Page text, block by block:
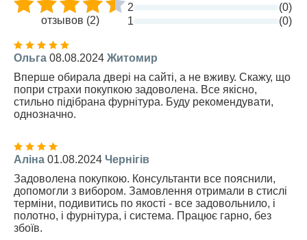
отзывов (2)
2
(0)
1
(0)
Ольга 08.08.2024 Житомир
Вперше обирала двері на сайті, а не вживу. Скажу, що
попри страхи покупкою задоволена. Все якісно,
стильно підібрана фурнітура. Буду рекомендувати,
однозначно.
Аліна 01.08.2024 Чернігів
Задоволена покупкою. Консультанти все пояснили,
допомогли з вибором. Замовлення отримали в стислі
терміни, подивитись по якості - все задовольнило, і
полотно, і фурнітура, і система. Працює гарно, без
збоїв.